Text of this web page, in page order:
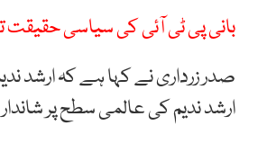
بانی پی ٹی آئی کی سیاسی حقیقت
صدر زرداری نے کہا ہے کہ ارشد
ارشد ندیم کی عالمی سطح پر